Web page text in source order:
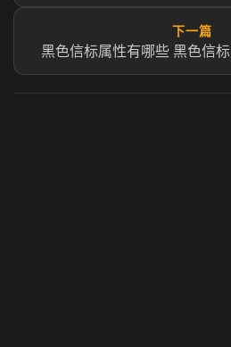
下一篇
黑色信标属性有哪些 黑色信